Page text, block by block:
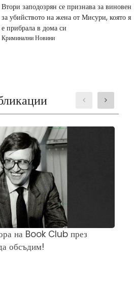
Втори заподозрян се признава за виновен
за убийството на жена от Мисури, която я
е прибрала в дома си
Криминални Новини
на Book Club през
обсъдим!